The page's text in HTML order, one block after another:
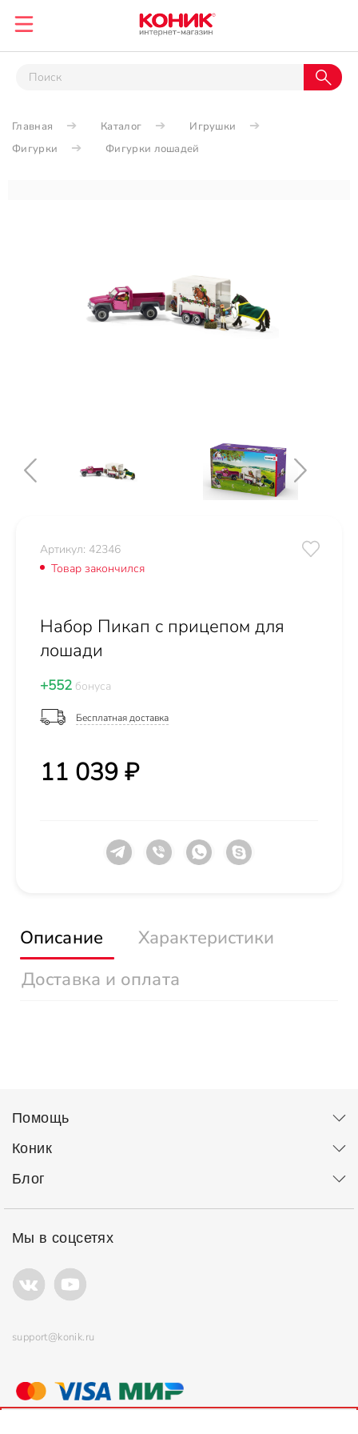
Главная Каталог
Игрушки
Фигурки
Фигурки лошадей
Артикул: 42346
Товар закончился
Набор Пикап с прицепом для
лошади
+552 бонуса
Бесплатная доставка
11 039 ₽
Описание
Характеристики
Доставка и оплата
Помощь
Коник
Блог
Мы в соцсетях
support@konik.ru